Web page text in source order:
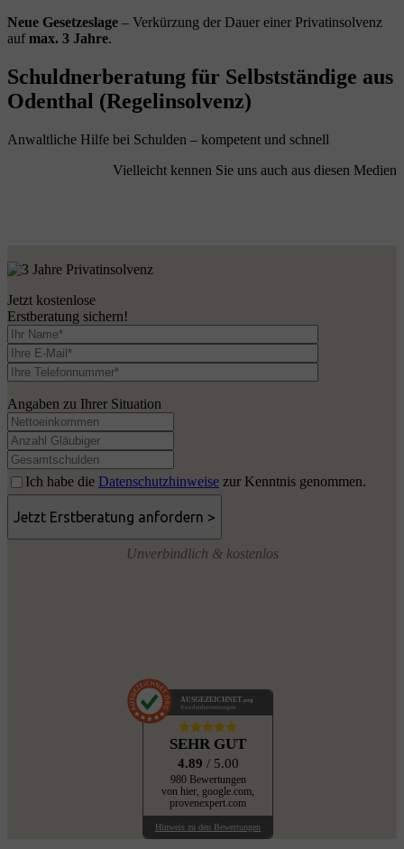
Neue Gesetzeslage – Verkürzung der Dauer einer Privatinsolvenz
aufmax. 3 Jahre.
Schuldnerberatung für Selbstständige aus
Odenthal (Regelinsolvenz)
Anwaltliche Hilfe bei Schulden – kompetent und schnell
Vielleicht kennen Sie uns auch aus diesen Medien
Jetzt kostenlose
Erstberatung sichern!
Angaben zu Ihrer Situation
Ich habe die Datenschutzhinweise zur Kenntnis genommen.
Unverbindlich & kostenlos
AUSGEZEICHNET .org
Kundenbewertungen
SEHR GUT
4.89 / 5.00
980 Bewertungen
von hier, google.com,
provenexpert.com
Hinweis zu den Bewertungen